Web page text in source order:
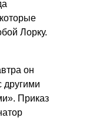
Лорку.
он
другими
Приказ